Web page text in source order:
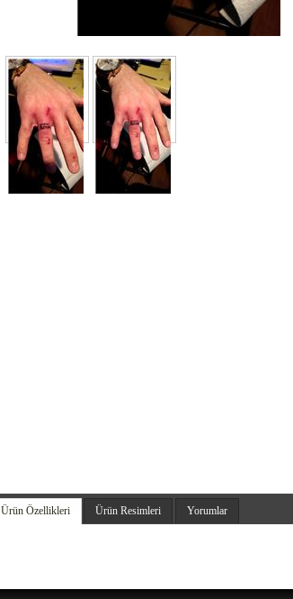
Ürün Özellikleri Ürün Resimleri Yorumlar